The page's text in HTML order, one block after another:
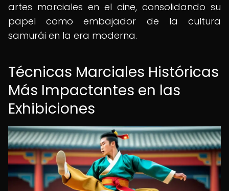
artes marciales en el cine, consolidando su
papel como embajador de la cultura
samurái en la era moderna.
Técnicas Marciales Históricas
Más Impactantes en las
Exhibiciones